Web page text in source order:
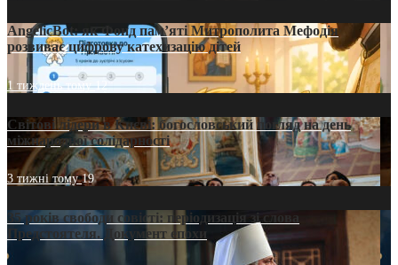
AngelicBot: як Фонд пам’яті Митрополита Мефодія
розвиває цифрову катехизацію дітей
1 тиждень тому12
Світові лідери в Києві: богословський погляд на день
міжнародної солідарності
3 тижні тому19
35 років свободи совісті: періодизація зі слова
Предстоятеля. Документ епохи